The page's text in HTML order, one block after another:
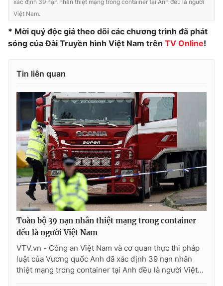
xác định 39 nạn nhân thiệt mạng trong container tại Anh đều là người
Việt Nam.
* Mời quý độc giả theo dõi các chương trình đã phát
sóng của Đài Truyền hình Việt Nam trên TV Online!
Tin liên quan
Toàn bộ 39 nạn nhân thiệt mạng trong container
đều là người Việt Nam
VTV.vn - Công an Việt Nam và cơ quan thực thi pháp
luật của Vương quốc Anh đã xác định 39 nạn nhân
thiệt mạng trong container tại Anh đều là người Việt...